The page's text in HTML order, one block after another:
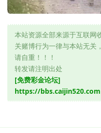
本站资源全部来源于互联网
关赌博行为一律与本站无关
请自重！！！
转发请注明出处
[免费彩金论坛]
https://bbs.caijin520.com